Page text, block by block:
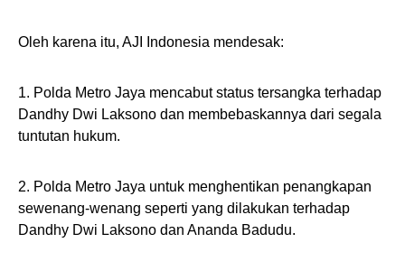
Oleh karena itu, AJI Indonesia mendesak:
1. Polda Metro Jaya mencabut status tersangka terhadap
Dandhy Dwi Laksono dan membebaskannya dari segala
tuntutan hukum.
2. Polda Metro Jaya untuk menghentikan penangkapan
sewenang-wenang seperti yang dilakukan terhadap
Dandhy Dwi Laksono dan Ananda Badudu.